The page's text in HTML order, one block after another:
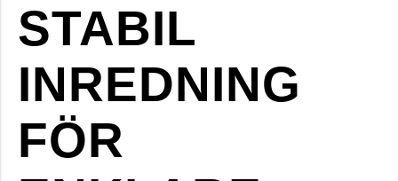
STABIL
INREDNING
FÖR